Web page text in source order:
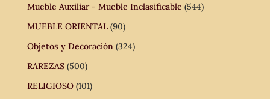
Mueble Auxiliar - Mueble Inclasificable (544)
MUEBLE ORIENTAL (90)
Objetos y Decoración (324)
RAREZAS (500)
RELIGIOSO (101)